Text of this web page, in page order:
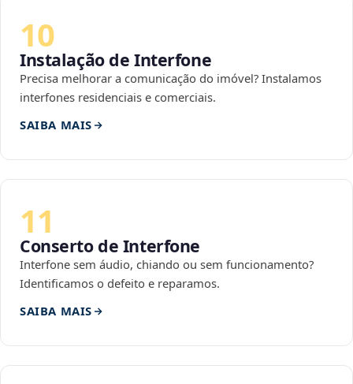
10
Instalação de Interfone
Precisa melhorar a comunicação do imóvel? Instalamos
interfones residenciais e comerciais.
SAIBA MAIS
11
Conserto de Interfone
Interfone sem áudio, chiando ou sem funcionamento?
Identificamos o defeito e reparamos.
SAIBA MAIS